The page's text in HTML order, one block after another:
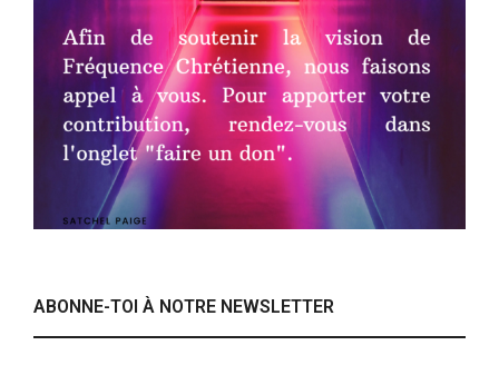
ABONNE-TOI À NOTRE NEWSLETTER